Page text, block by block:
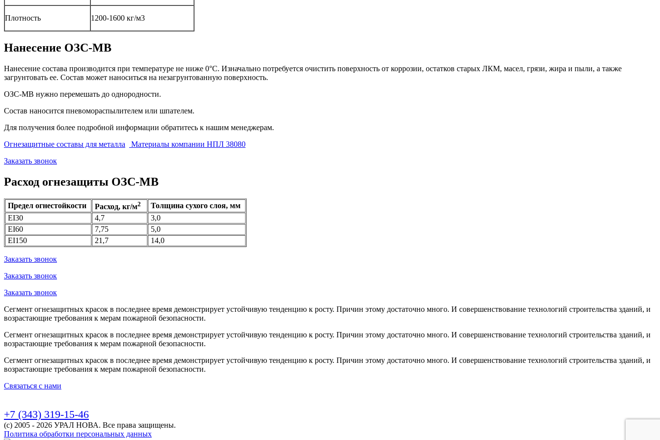
Плотность 1200-1600 кг/м3
Нанесение ОЗС-МВ
Нанесение состава производится при температуре не ниже 0°С. Изначально потребуется очистить поверхность от коррозии, остатков старых ЛКМ, масел, грязи, жира и пыли, а также
загрунтовать ее. Состав может наноситься на незагрунтованную поверхность.
ОЗС-МВ нужно перемешать до однородности.
Состав наносится пневомораспылителем или шпателем.
Для получения более подробной информации обратитесь к нашим менеджерам.
Огнезащитные составы для металла
Материалы компании НПЛ 38080
Заказать звонок
Расход огнезащиты ОЗС-МВ
Предел огнестойкости Расход, кг/м2
Толщина сухого слоя, мм
EI30
4,7
3,0
EI60
7,75
5,0
EI150
21,7 14,0
Заказать звонок
Заказать звонок
Заказать звонок
Сегмент огнезащитных красок в последнее время демонстрирует устойчивую тенденцию к росту. Причин этому достаточно много. И совершенствование технологий строительства зданий, и
возрастающие требования к мерам пожарной безопасности.
Сегмент огнезащитных красок в последнее время демонстрирует устойчивую тенденцию к росту. Причин этому достаточно много. И совершенствование технологий строительства зданий, и
возрастающие требования к мерам пожарной безопасности.
Сегмент огнезащитных красок в последнее время демонстрирует устойчивую тенденцию к росту. Причин этому достаточно много. И совершенствование технологий строительства зданий, и
возрастающие требования к мерам пожарной безопасности.
Связаться с нами
+7 (343) 319-15-46
(с) 2005 - 2026 УРАЛ НОВА. Все права защищены.
Политика обработки персональных данных